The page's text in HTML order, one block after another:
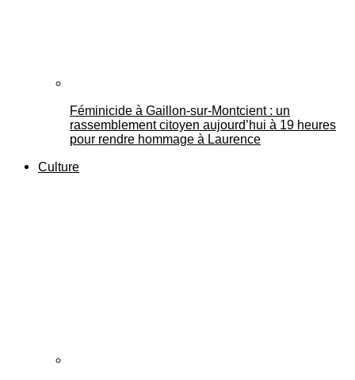
Féminicide à Gaillon‑sur‑Montcient : un
rassemblement citoyen aujourd’hui à 19 heures
pour rendre hommage à Laurence
Culture